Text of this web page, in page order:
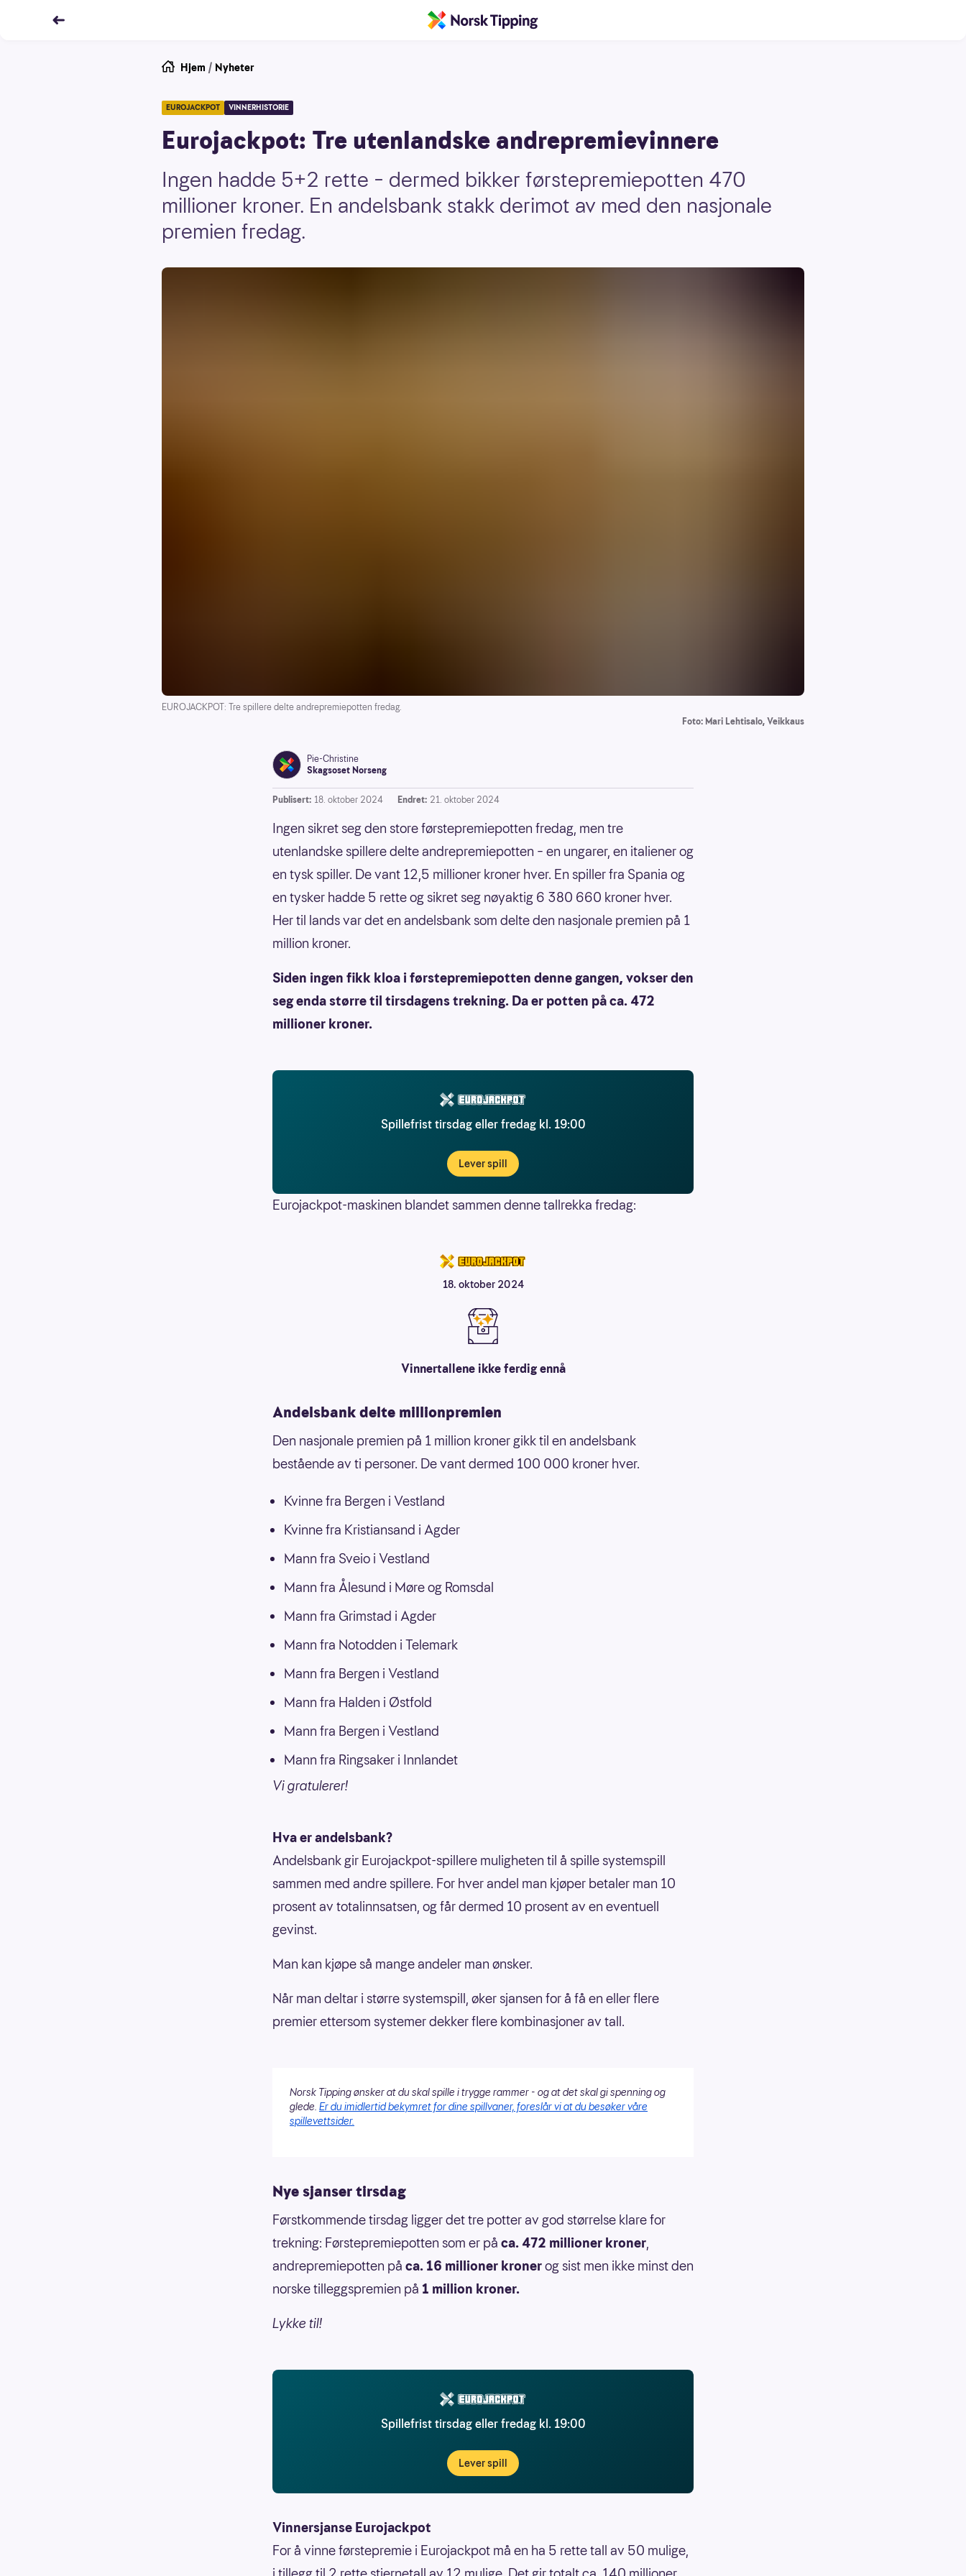
Hjem / Nyheter
EUROJACKPOT VINNERHISTORIE
Eurojackpot: Tre utenlandske andrepremievinnere
Ingen hadde 5+2 rette – dermed bikker førstepremiepotten 470
millioner kroner. En andelsbank stakk derimot av med den nasjonale
premien fredag.
EUROJACKPOT: Tre spillere delte andrepremiepotten fredag.
Foto: Mari Lehtisalo, Veikkaus
Pie-Christine
Skagsoset Norseng
Publisert: 18. oktober 2024 Endret: 21. oktober 2024
Ingen sikret seg den store førstepremiepotten fredag, men tre
utenlandske spillere delte andrepremiepotten – en ungarer, en italiener og
en tysk spiller. De vant 12,5 millioner kroner hver. En spiller fra Spania og
en tysker hadde 5 rette og sikret seg nøyaktig 6 380 660 kroner hver.
Her til lands var det en andelsbank som delte den nasjonale premien på 1
million kroner.
Siden ingen fikk kloa i førstepremiepotten denne gangen, vokser den
seg enda større til tirsdagens trekning. Da er potten på ca. 472
millioner kroner.
Spillefrist tirsdag eller fredag kl. 19:00
Lever spill
Eurojackpot-maskinen blandet sammen denne tallrekka fredag:
18. oktober 2024
Vinnertallene ikke ferdig ennå
Andelsbank delte millionpremien
Den nasjonale premien på 1 million kroner gikk til en andelsbank
bestående av ti personer. De vant dermed 100 000 kroner hver.
Kvinne fra Bergen i Vestland
Kvinne fra Kristiansand i Agder
Mann fra Sveio i Vestland
Mann fra Ålesund i Møre og Romsdal
Mann fra Grimstad i Agder
Mann fra Notodden i Telemark
Mann fra Bergen i Vestland
Mann fra Halden i Østfold
Mann fra Bergen i Vestland
Mann fra Ringsaker i Innlandet
Vi gratulerer!
Hva er andelsbank?
Andelsbank gir Eurojackpot-spillere muligheten til å spille systemspill
sammen med andre spillere. For hver andel man kjøper betaler man 10
prosent av totalinnsatsen, og får dermed 10 prosent av en eventuell
gevinst.
Man kan kjøpe så mange andeler man ønsker.
Når man deltar i større systemspill, øker sjansen for å få en eller flere
premier ettersom systemer dekker flere kombinasjoner av tall.
Norsk Tipping ønsker at du skal spille i trygge rammer - og at det skal gi spenning og
glede. Er du imidlertid bekymret for dine spillvaner, foreslår vi at du besøker våre
spillevettsider.
Nye sjanser tirsdag
Førstkommende tirsdag ligger det tre potter av god størrelse klare for
trekning: Førstepremiepotten som er på ca. 472 millioner kroner,
andrepremiepotten på ca. 16 millioner kronerog sist men ikke minst den
norske tilleggspremien på 1 million kroner.
Lykke til!
Spillefrist tirsdag eller fredag kl. 19:00
Lever spill
Vinnersjanse Eurojackpot
For å vinne førstepremie i Eurojackpot må en ha 5 rette tall av 50 mulige,